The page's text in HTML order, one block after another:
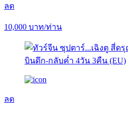
ลด
10,000 บาท/ท่าน
ลด